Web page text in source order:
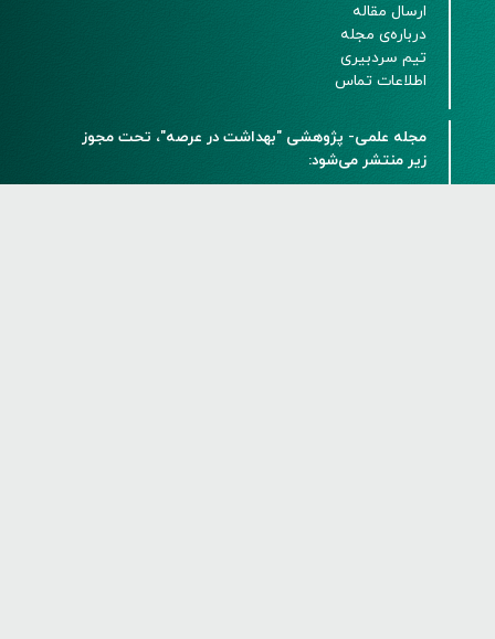
ارسال مقاله
درباره‌ی مجله
تیم سردبیری
اطلاعات تماس
مجله علمی- پژوهشی "بهداشت در عرصه"، تحت مجوز
زیر منتشر می‌شود: